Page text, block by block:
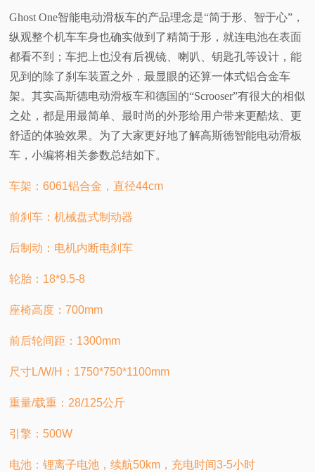
Ghost One智能电动滑板车的产品理念是“简于形、智于心”，
纵观整个机车车身也确实做到了精简于形，就连电池在表面
都看不到；车把上也没有后视镜、喇叭、钥匙孔等设计，能
见到的除了刹车装置之外，最显眼的还算一体式铝合金车
架。其实高斯德电动滑板车和德国的“Scrooser”有很大的相似
之处，都是用最简单、最时尚的外形给用户带来更酷炫、更
舒适的体验效果。为了大家更好地了解高斯德智能电动滑板
车，小编将相关参数总结如下。
车架：6061铝合金，直径44cm
前刹车：机械盘式制动器
后制动：电机内断电刹车
轮胎：18*9.5-8
座椅高度：700mm
前后轮间距：1300mm
尺寸L/W/H：1750*750*1100mm
重量/载重：28/125公斤
引擎：500W
电池：锂离子电池，续航50km，充电时间3-5小时